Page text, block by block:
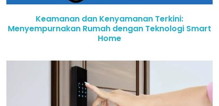
Keamanan dan Kenyamanan Terkini:
Menyempurnakan Rumah dengan Teknologi Smart
Home